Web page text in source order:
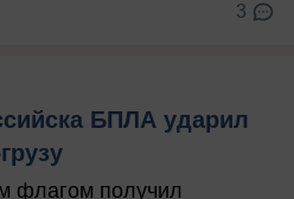
3
БПЛА ударил
флагом получил